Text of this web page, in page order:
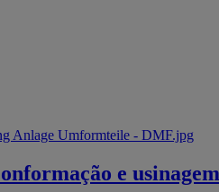
e usinagem